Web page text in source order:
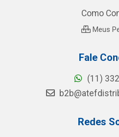
Como
Meus
Fale
(11)
Redes